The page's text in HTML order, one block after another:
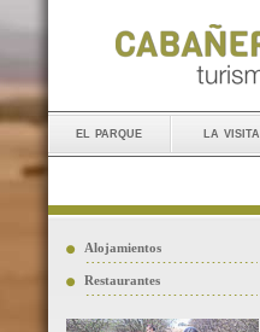
el parque la visita
Alojamientos
Restaurantes